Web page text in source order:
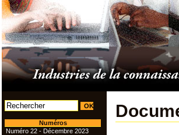
Numéros
Numéro 22 - Décembre 2023